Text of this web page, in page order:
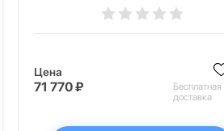
Цена
71 770 ₽
Бесплатная
доставка